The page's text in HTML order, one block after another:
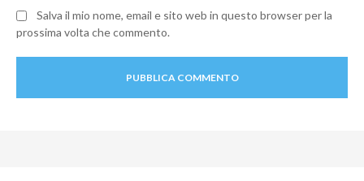
Salva il mio nome, email e sito web in questo browser per la
prossima volta che commento.